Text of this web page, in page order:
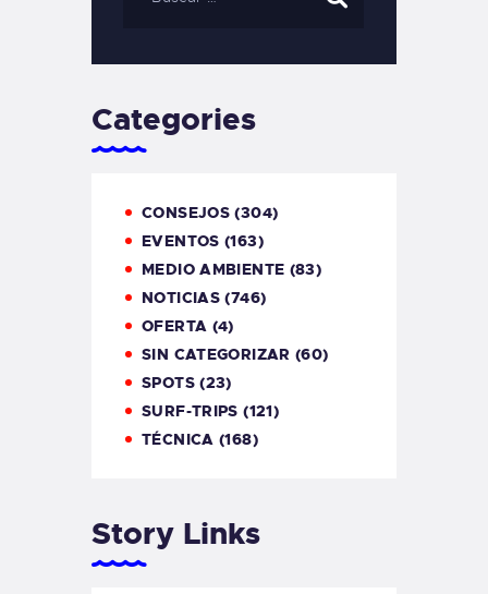
Categories
CONSEJOS (304)
EVENTOS (163)
MEDIO AMBIENTE (83)
NOTICIAS (746)
OFERTA (4)
SIN CATEGORIZAR (60)
SPOTS(23)
SURF-TRIPS (121)
TÉCNICA (168)
Story Links